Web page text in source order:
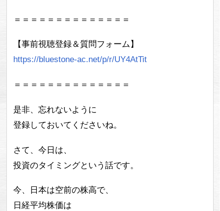
＝＝＝＝＝＝＝＝＝＝＝＝＝＝
【事前視聴登録＆質問フォーム】
https://bluestone-ac.net/p/r/UY4AtTit
＝＝＝＝＝＝＝＝＝＝＝＝＝＝
是非、忘れないように
登録しておいてくださいね。
さて、今日は、
投資のタイミングという話です。
今、日本は空前の株高で、
日経平均株価は